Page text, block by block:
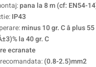
pana la 8 m (cf: EN54-
IP43
minus 10 gr. C â plus
la 40 gr. C
ecranate
(0.8-2.5)mm2